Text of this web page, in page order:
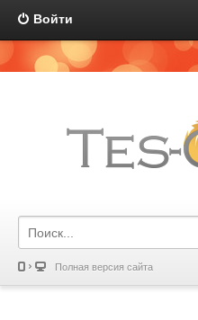
Войти
Полная версия сайта